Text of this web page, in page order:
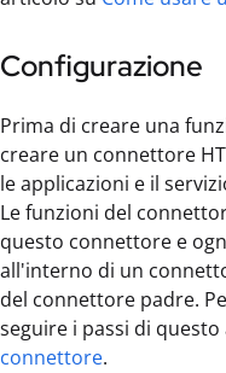
Configurazione
Prima di creare una
creare un connettore
le applicazioni e il
Le funzioni del
questo connettore e
all'interno di un
del connettore padre.
seguire i passi di
connettore.